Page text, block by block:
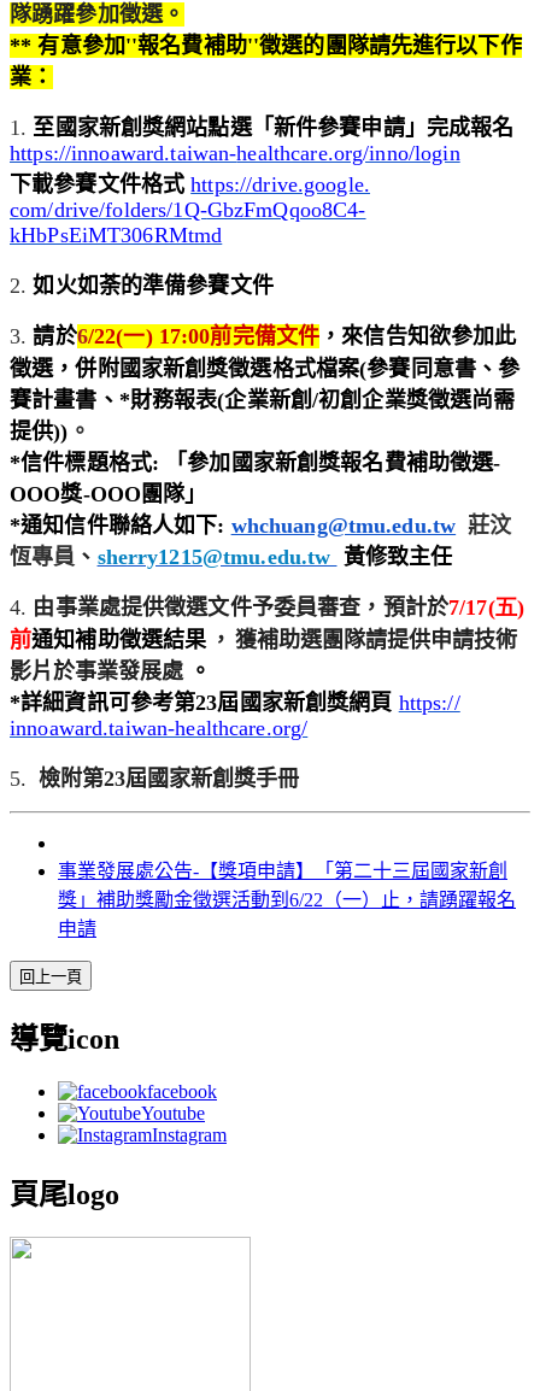
隊踴躍參加徵選。
**有意參加''報名費補助''徵選的團隊請先進行以下作
業：
1. 至國家新創獎網站點選「新件參賽申請」完成報名
https://innoaward.taiwan-healthcare.org/inno/login
下載參賽文件格式https://drive.google.
com/drive/folders/1Q-GbzFmQqoo8C4-
kHbPsEiMT306RMtmd
2.如火如荼的準備參賽文件
3.請於6/22(一) 17:00前完備文件 ，來信告知欲參加此
徵選，併附國家新創獎徵選格式檔案(參賽同意書、參
賽計畫書、*財務報表(企業新創/初創企業獎徵選尚需
提供)) 。
*信件標題格式: 「參加國家新創獎報名費補助徵選-
OOO獎-OOO團隊」
*通知信件聯絡人如下: whchuang@tmu.edu.tw 莊汶
恆專員 、 sherry1215@tmu.edu.tw 黃修致主任
4. 由事業處提供徵選文件予委員審查，預計於7/17(五)
前通知補助徵選結果 ， 獲補助選團隊請提供申請技術
影片於事業發展處 。
*詳細資訊可參考第23屆 國家新創獎網頁 https://
innoaward.taiwan-healthcare.org/
5.檢附第23屆國家新創獎手冊
事業發展處公告-【獎項申請】「第二十三屆國家新創
獎」補助獎勵金徵選活動到6/22（一）止，請踴躍報名
申請
導覽icon
facebook
Youtube
Instagram
頁尾logo